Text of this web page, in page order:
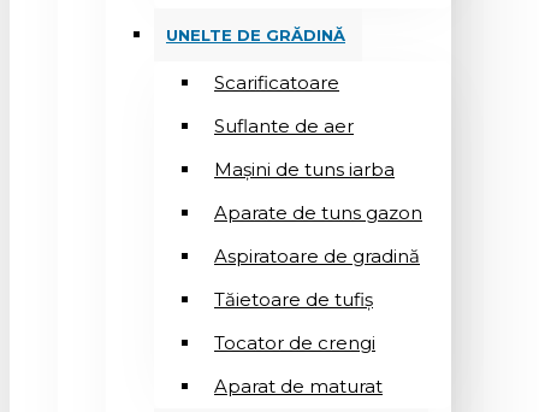
UNELTE DE GRĂDINĂ
Scarificatoare
Suflantе de aer
Mașini de tuns iarba
Aparate de tuns gazon
Aspiratoare de gradină
Tăietoare de tufiș
Tocator de crengi
Aparat de maturat